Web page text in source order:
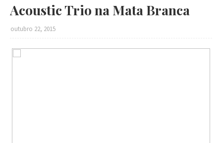
Acoustic Trio na Mata Branca
outubro 22, 2015